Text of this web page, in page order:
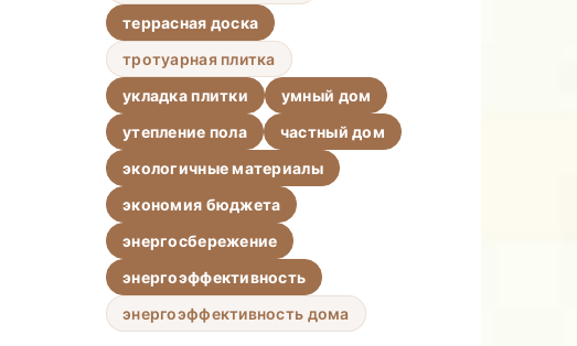
террасная доска
тротуарная плитка
укладка плитки
умный дом
утепление пола
частный дом
экологичные материалы
экономия бюджета
энергосбережение
энергоэффективность
энергоэффективность дома